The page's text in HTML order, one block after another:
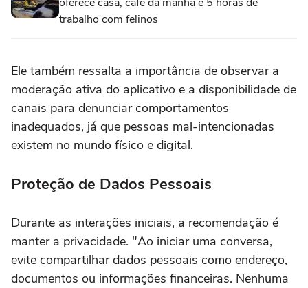
trabalho com felinos
Ele também ressalta a importância de observar a
moderação ativa do aplicativo e a disponibilidade de
canais para denunciar comportamentos
inadequados, já que pessoas mal-intencionadas
existem no mundo físico e digital.
Proteção de Dados Pessoais
Durante as interações iniciais, a recomendação é
manter a privacidade. "Ao iniciar uma conversa,
evite compartilhar dados pessoais como endereço,
documentos ou informações financeiras. Nenhuma